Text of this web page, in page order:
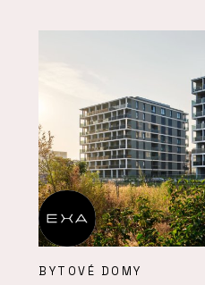
BYTOVÉ DOMY